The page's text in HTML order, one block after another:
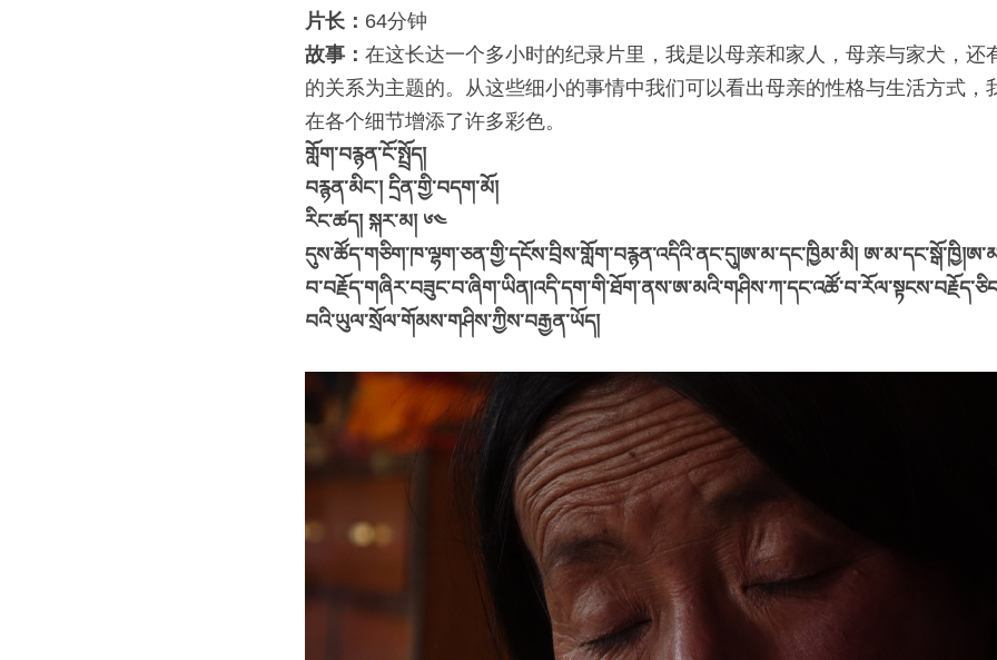
片长： 64分钟
故事： 在这长达一个多小时的纪录片里，我是以母亲和家人，母亲与家犬，还
的关系为主题的。从这些细小的事情中我们可以看出母亲的性格与生活方式，
在各个细节增添了许多彩色。
གློག་བརྙན་ངོ་སྤྲོད།
བརྙན་མིང་། དྲིན་གྱི་བདག་མོ།
རིང་ཚད། སྐར་མ། ༦༤
དུས་ཚོད་གཅིག་ཁ་ལྷག་ཅན་གྱི་དངོས་བྲིས་གློག་བརྙན་འདིའི་ནང་དུ།ཨ་མ་དང་ཁྱིམ་མི།
བའི་ཡུལ་སྲོལ་གོམས་གཤིས་ཀྱིས་བརྒྱན་ཡོད།